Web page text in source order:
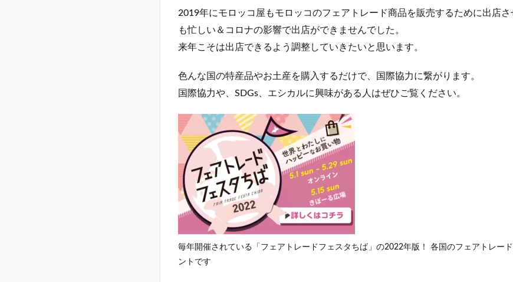
アト
レー
体の
展、
クイ
お買
い物
ラリ
ーな
ど)
2
［オ
ンラ
ン］
2022
年5月
2019年にモロッコ屋もモロッコのフェアトレード商品を販売するために出店
も忙しい＆コロナの影響で出店ができませんでした。
来年こそは出店できるよう調整していきたいと思います。
色んな国の特産品やお土産を購入するだけで、国際協力に繋がります。
国際協力や、SDGs、エシカルに興味がある人はぜひご覧ください。
毎年開催されている「フェアトレードフェスタちば」の2022年版！ 各国のフェアトレー
ントです